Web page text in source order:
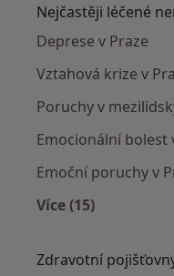
Nejčastěji léčené
Deprese v Praze
Vztahová krize v
Poruchy v
Emocionální bolest
Emoční poruchy v
Více (15)
Zdravotní